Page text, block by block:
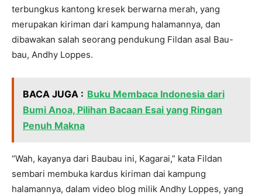
terbungkus kantong kresek berwarna merah, yang
merupakan kiriman dari kampung halamannya, dan
dibawakan salah seorang pendukung Fildan asal Bau-
bau, Andhy Loppes.
BACA JUGA : Buku Membaca Indonesia dari
Bumi Anoa, Pilihan Bacaan Esai yang Ringan
Penuh Makna
“Wah, kayanya dari Baubau ini, Kagarai,” kata Fildan
sembari membuka kardus kiriman dai kampung
halamannya, dalam video blog milik Andhy Loppes, yang